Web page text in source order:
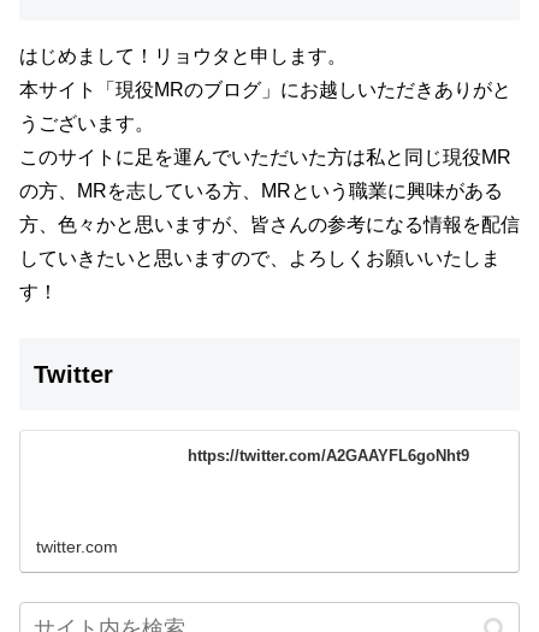
はじめまして！リョウタと申します。
本サイト
「現役MRのブログ」 にお越しいただきありがと
うございます。
このサイトに足を運んでいただいた方は私と同じ現役MR
の方、MRを志している方、MRという職業に興味がある
方、色々かと思いますが、 皆さんの参考になる情報を配信
していきたいと思いますので、よろしくお願いいたしま
す！
Twitter
https://twitter.com/A2GAAYFL6goNht9
twitter.com